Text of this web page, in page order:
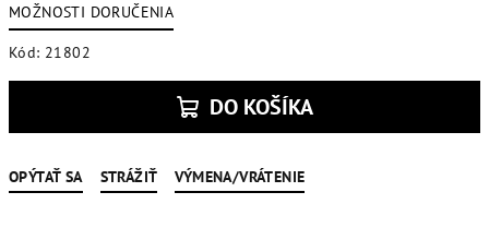
MOŽNOSTI DORUČENIA
Kód: 21802
DO KOŠÍKA
OPÝTAŤ SA STRÁŽIŤ VÝMENA/VRÁTENIE